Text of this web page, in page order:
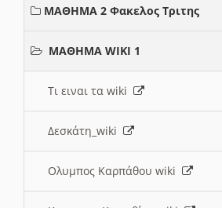
ΜΑΘΗΜΑ 2 Φακελος Τριτης
ΜΑΘΗΜΑ WIKI 1
Τι ειναι τα wiki
Δεσκάτη_wiki
Ολυμπος Καρπάθου wiki